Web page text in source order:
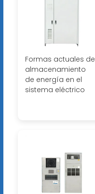
Formas actuales de
almacenamiento
de energía en el
sistema eléctrico